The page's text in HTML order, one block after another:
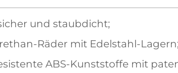
und staubdicht;
Räder mit Edelstahl-Lagern;
ABS-Kunststoffe mit